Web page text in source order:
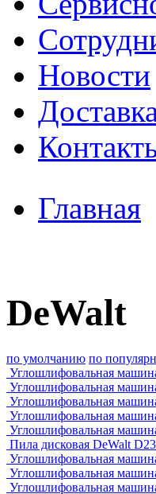
Новости
Главная
DeWalt
по умолчанию по
Углошлифовальная
Углошлифовальная
Углошлифовальная
Углошлифовальная
Углошлифовальная
Пила дисковая DeWalt
Углошлифовальная
Углошлифовальная
Углошлифовальная